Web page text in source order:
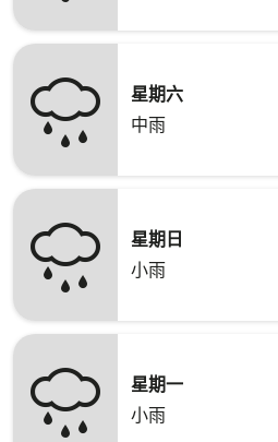
星期六
中雨
星期日
小雨
星期一
小雨